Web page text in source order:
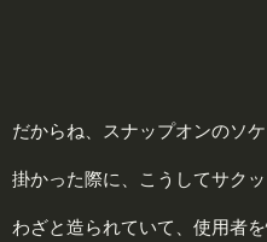
だからね、スナップオンのソ
掛かった際に、こうしてサク
わざと造られていて、使用者